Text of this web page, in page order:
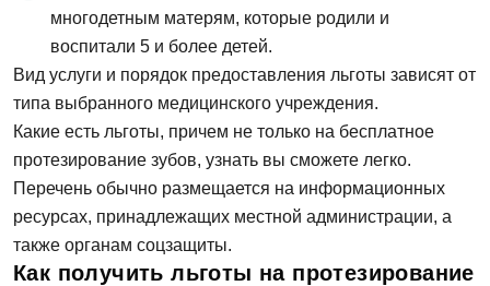
многодетным матерям, которые родили и
воспитали 5 и более детей.
Вид услуги и порядок предоставления льготы зависят от
типа выбранного медицинского учреждения.
Какие есть льготы, причем не только на бесплатное
протезирование зубов, узнать вы сможете легко.
Перечень обычно размещается на информационных
ресурсах, принадлежащих местной администрации, а
также органам соцзащиты.
Как получить льготы на протезирование